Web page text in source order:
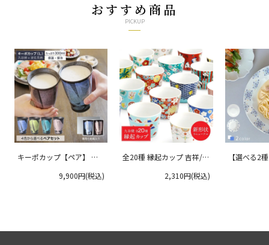
おすすめ商品
PICKUP
キーポカップ【ペア】 ラ
9,900円(税込)
全20種 縁起カップ 吉祥/青
2,310円(税込)
【選べる2